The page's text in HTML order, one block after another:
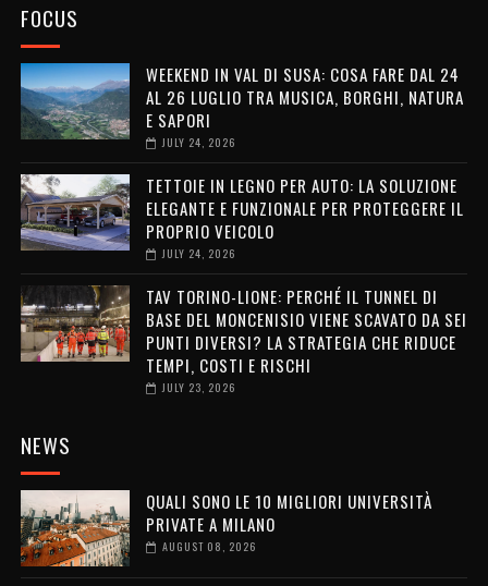
FOCUS
WEEKEND IN VAL DI SUSA: COSA FARE DAL 24
AL 26 LUGLIO TRA MUSICA, BORGHI, NATURA
E SAPORI
JULY 24, 2026
TETTOIE IN LEGNO PER AUTO: LA SOLUZIONE
ELEGANTE E FUNZIONALE PER PROTEGGERE IL
PROPRIO VEICOLO
JULY 24, 2026
TAV TORINO-LIONE: PERCHÉ IL TUNNEL DI
BASE DEL MONCENISIO VIENE SCAVATO DA SEI
PUNTI DIVERSI? LA STRATEGIA CHE RIDUCE
TEMPI, COSTI E RISCHI
JULY 23, 2026
NEWS
QUALI SONO LE 10 MIGLIORI UNIVERSITÀ
PRIVATE A MILANO
AUGUST 08, 2026